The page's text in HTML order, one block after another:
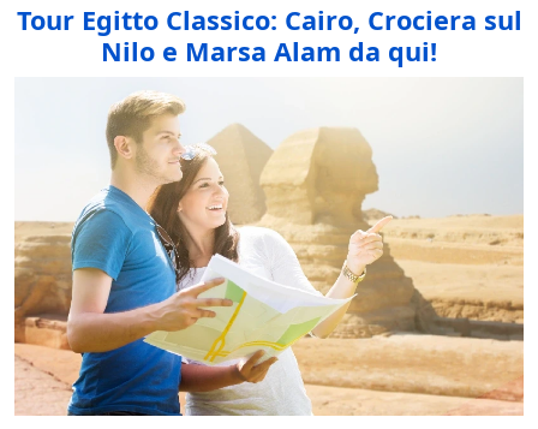
Tour Egitto Classico: Cairo, Crociera sul
Nilo e Marsa Alam da qui!